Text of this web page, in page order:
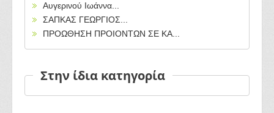
Αυγερινού Ιωάννα...
ΣΑΠΚΑΣ ΓΕΩΡΓΙΟΣ...
ΠΡΟΩΘΗΣΗ ΠΡΟΙΟΝΤΩΝ ΣΕ ΚΑ...
Στην ίδια κατηγορία